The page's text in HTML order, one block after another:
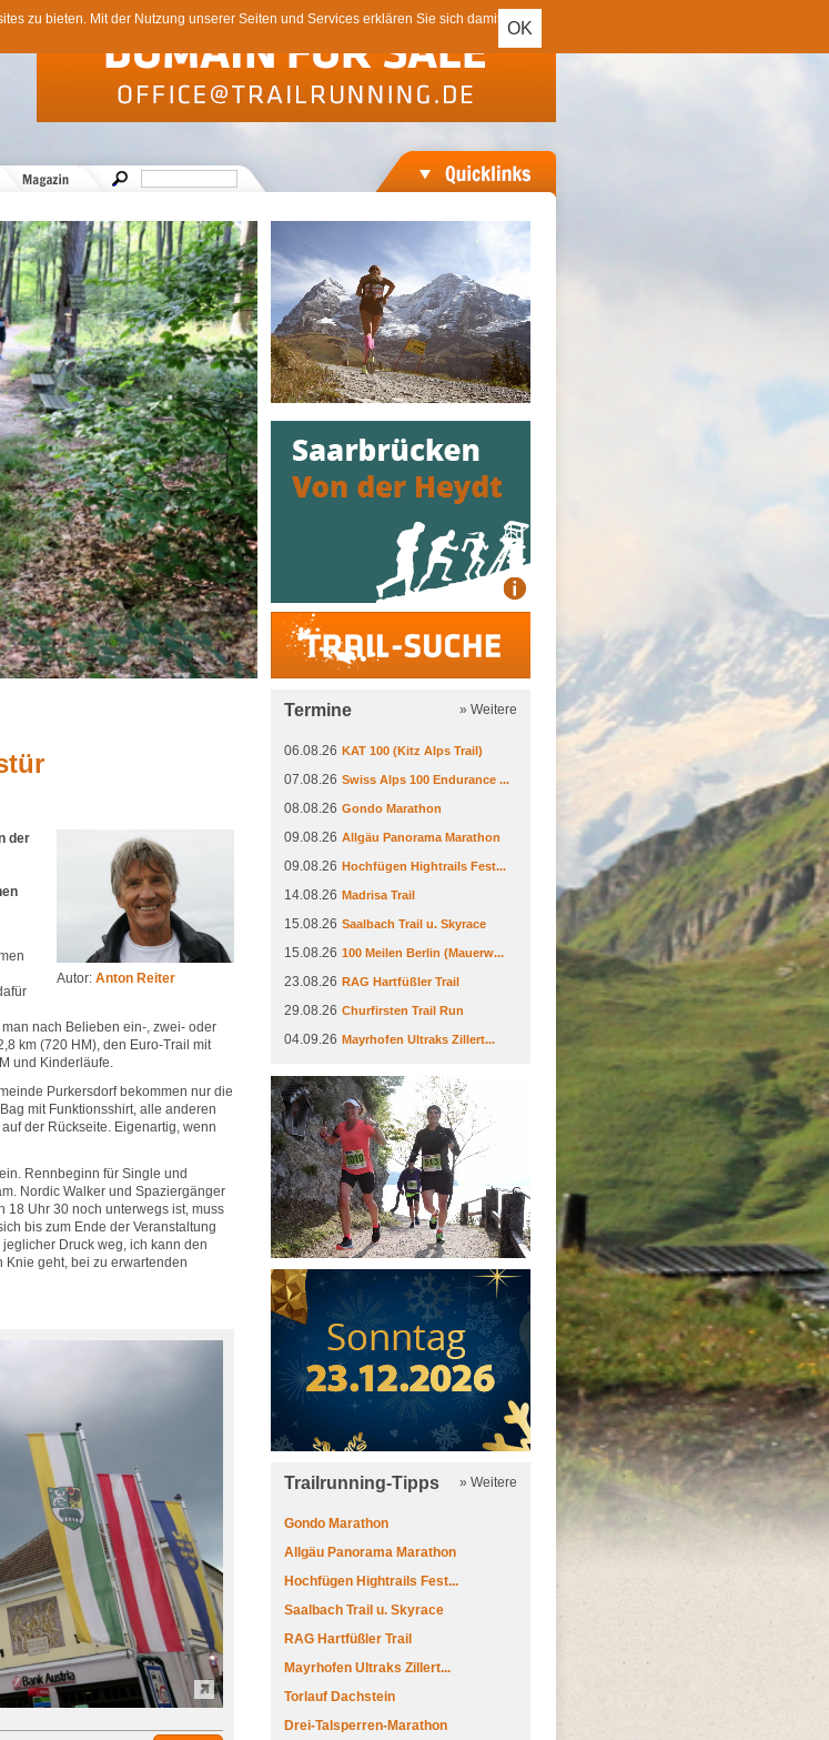
OK
zu bieten. Mit der Nutzung unserer Seiten und Services erklären Sie sich damit
Autor: Anton Reiter
der
nach Belieben ein-, zwei- oder
km (720 HM), den Euro-Trail mit
und Kinderläufe.
Purkersdorf bekommen nur die
mit Funktionsshirt, alle anderen
der Rückseite. Eigenartig, wenn
Rennbeginn für Single und
Nordic Walker und Spaziergänger
18 Uhr 30 noch unterwegs ist, muss
bis zum Ende der Veranstaltung
Druck weg, ich kann den
Knie geht, bei zu erwartenden
Termine » Weitere
06.08.26 KAT 100 (Kitz Alps Trail)
07.08.26 Swiss Alps 100 Endurance ...
08.08.26 Gondo Marathon
09.08.26 Allgäu Panorama Marathon
09.08.26 Hochfügen Hightrails Fest...
14.08.26 Madrisa Trail
15.08.26 Saalbach Trail u. Skyrace
15.08.26 100 Meilen Berlin (Mauerw...
23.08.26 RAG Hartfüßler Trail
29.08.26 Churfirsten Trail Run
04.09.26 Mayrhofen Ultraks Zillert...
Trailrunning-Tipps » Weitere
Gondo Marathon
Allgäu Panorama Marathon
Hochfügen Hightrails Fest...
Saalbach Trail u. Skyrace
RAG Hartfüßler Trail
Mayrhofen Ultraks Zillert...
Torlauf Dachstein
Drei-Talsperren-Marathon